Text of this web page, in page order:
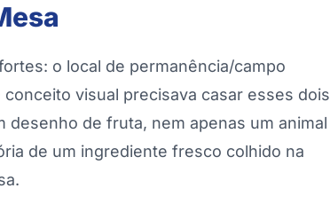
o local de permanência/campo
visual precisava casar esses dois
desenho de fruta, nem apenas um animal
de um ingrediente fresco colhido na